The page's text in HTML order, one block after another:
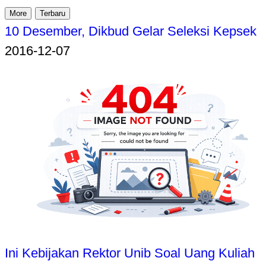
More Terbaru
10 Desember, Dikbud Gelar Seleksi Kepsek
2016-12-07
Ini Kebijakan Rektor Unib Soal Uang Kuliah